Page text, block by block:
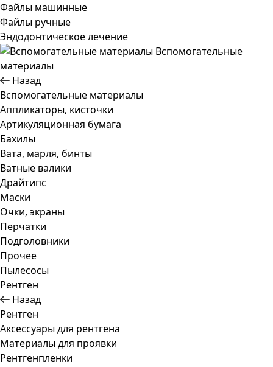
Файлы машинные
Файлы ручные
Эндодонтическое лечение
Вспомогательные
материалы
Назад
Вспомогательные материалы
Аппликаторы, кисточки
Артикуляционная бумага
Бахилы
Вата, марля, бинты
Ватные валики
Драйтипс
Маски
Очки, экраны
Перчатки
Подголовники
Прочее
Пылесосы
Рентген
Назад
Рентген
Аксессуары для рентгена
Материалы для проявки
Рентгенпленки